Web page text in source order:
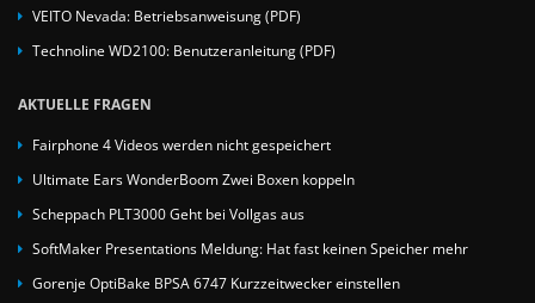
VEITO Nevada: Betriebsanweisung (PDF)
Technoline WD2100: Benutzeranleitung (PDF)
AKTUELLE FRAGEN
Fairphone 4 Videos werden nicht gespeichert
Ultimate Ears WonderBoom Zwei Boxen koppeln
Scheppach PLT3000 Geht bei Vollgas aus
SoftMaker Presentations Meldung: Hat fast keinen Speicher mehr
Gorenje OptiBake BPSA 6747 Kurzzeitwecker einstellen